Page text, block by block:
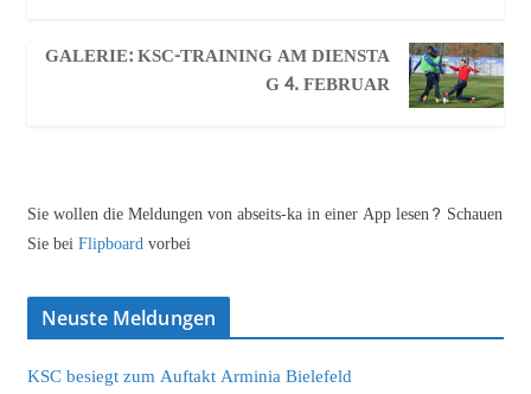
GALERIE: KSC-TRAINING AM DIENSTA
G 4. FEBRUAR
Sie wollen die Meldungen von abseits-ka in einer App lesen? Schauen
Sie beiFlipboardvorbei
Neuste Meldungen
KSC besiegt zum Auftakt Arminia Bielefeld